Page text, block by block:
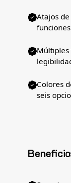
Atajos
funciones
Colores
seis